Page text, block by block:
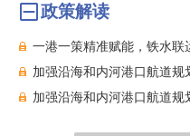
政策解读
一港一策精准赋能，铁水联
加强沿海和内河港口航道规
加强沿海和内河港口航道规